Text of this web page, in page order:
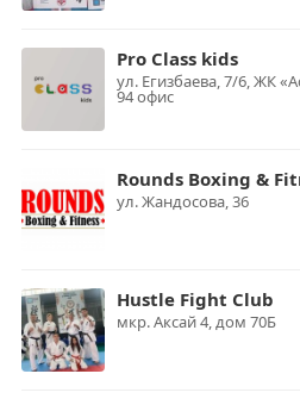
Pro Class kids
ул. Егизбаева, 7/6, ЖК
94 офис
Rounds Boxing &
ул. Жандосова, 36
Hustle Fight Club
мкр. Аксай 4, дом 70Б